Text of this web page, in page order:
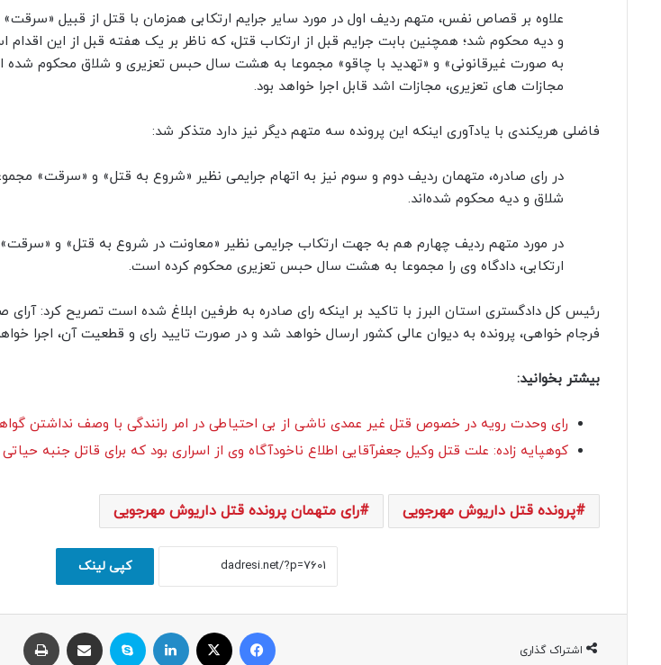
علاوه بر قصاص نفس، متهم ردیف اول در مورد سایر جرایم ارتکابی همزمان با قتل از قبیل
و دیه محکوم شد؛ همچنین بابت جرایم قبل از ارتکاب قتل، که ناظر بر یک هفته قبل از این اقدام
به صورت غیرقانونی» و «تهدید با چاقو» مجموعا به هشت سال حبس تعزیری و شلاق محکوم شده
مجازات های تعزیری، مجازات اشد قابل اجرا خواهد بود.
فاضلی هریکندی با یادآوری اینکه این پرونده سه متهم دیگر نیز دارد متذکر شد:
شلاق و دیه محکوم شده‌اند.
در مورد متهم ردیف چهارم هم به جهت ارتکاب جرایمی نظیر «معاونت در شروع به قتل» و
ارتکابی، دادگاه وی را مجموعا به هشت سال حبس تعزیری محکوم کرده است.
رئیس کل دادگستری استان البرز با تاکید بر اینکه رای صادره به طرفین ابلاغ شده است تصریح کرد:
فرجام خواهی، پرونده به دیوان عالی کشور ارسال خواهد شد و در صورت تایید رای و قطعیت آن، اجرا
بیشتر بخوانید:
رای وحدت رویه در خصوص قتل غیر عمدی ناشی از بی احتیاطی در امر رانندگی با وصف نداشتن
کوهپایه زاده: علت قتل وکیل جعفرآقایی اطلاع ناخودآگاه وی از اسراری بود که برای قاتل جنبه
پرونده قتل داریوش مهرجویی رای متهمان پرونده قتل داریوش مهرجویی
کپی لینک
اشتراک گذاری
فیسبوک ایکس لینکداین اسکایپ اشتراک با ایمیل